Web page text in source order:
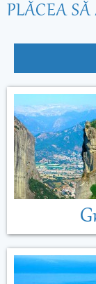
PLĂCEA